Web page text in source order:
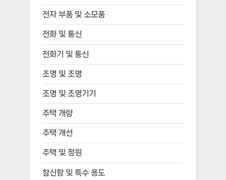
전자 부품 및 소모품
전화 및 통신
전화기 및 통신
조명 및 조명
조명 및 조명기기
주택 개량
주택 개선
주택 및 정원
참신함 및 특수 용도